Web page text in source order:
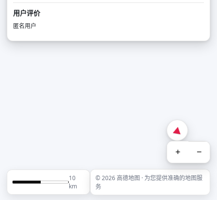
用户评价
匿名用户
+ −
10
km
© 2026 高德地图 · 为您提供准确的地图服
务